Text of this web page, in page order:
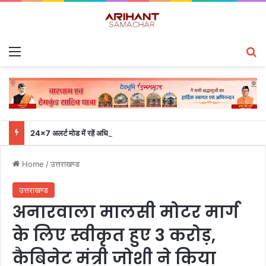
Home /उत्तराखण्ड
उत्तराखण्ड
अनारवाला मालसी मोटर मार्ग
के लिए स्वीकृत हुए 3 करोड़,
कैबिनेट मंत्री जोशी ने किया